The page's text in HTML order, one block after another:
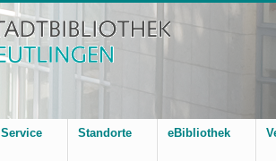
Service Standorte eBibliothek